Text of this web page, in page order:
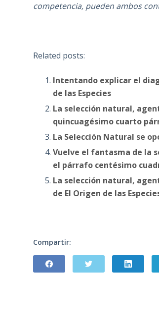
competencia, pueden ambos
Related posts:
Intentando explicar el
de las Especies
La selección natural,
quincuagésimo cuarto
La Selección Natural se
Vuelve el fantasma de la
el párrafo centésimo
La selección natural,
de El Origen de las
Compartir: